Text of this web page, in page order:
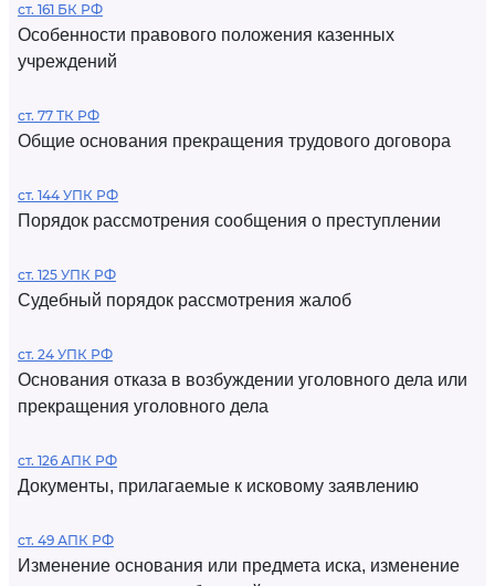
ст. 161 БК РФ
Особенности правового положения казенных
учреждений
ст. 77 ТК РФ
Общие основания прекращения трудового договора
ст. 144 УПК РФ
Порядок рассмотрения сообщения о преступлении
ст. 125 УПК РФ
Судебный порядок рассмотрения жалоб
ст. 24 УПК РФ
Основания отказа в возбуждении уголовного дела или
прекращения уголовного дела
ст. 126 АПК РФ
Документы, прилагаемые к исковому заявлению
ст. 49 АПК РФ
Изменение основания или предмета иска, изменение